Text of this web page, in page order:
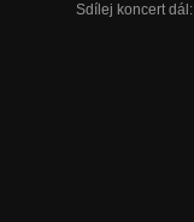
Sdílej koncert dál: